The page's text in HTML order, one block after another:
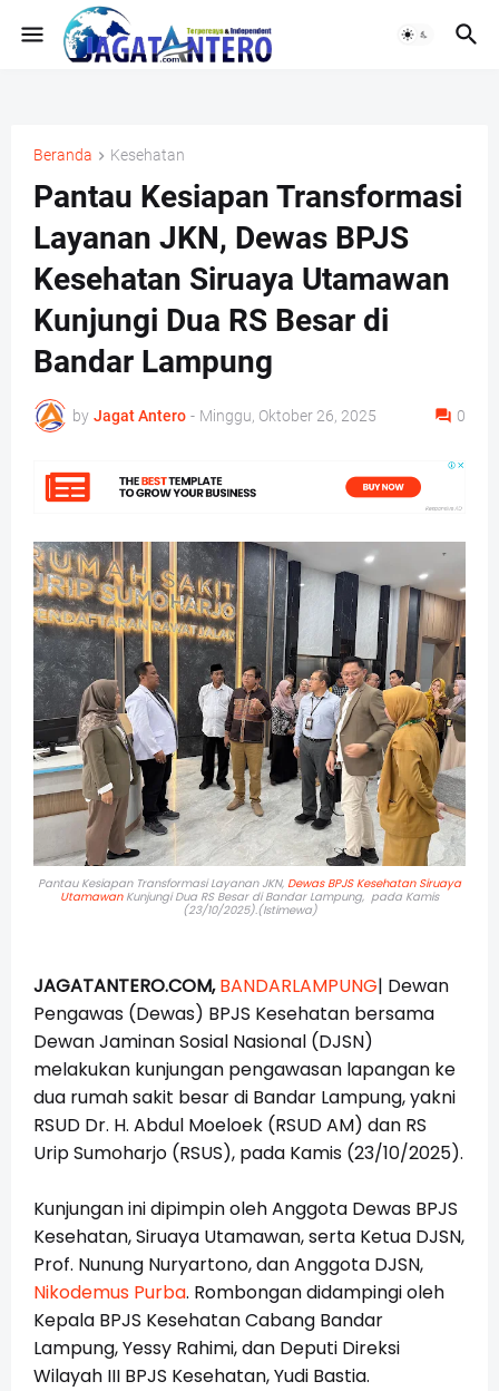
Beranda Kesehatan
Pantau Kesiapan Transformasi
Layanan JKN, Dewas BPJS
Kesehatan Siruaya Utamawan
Kunjungi Dua RS Besar di
Bandar Lampung
by Jagat Antero - Minggu, Oktober 26, 2025 0
Pantau Kesiapan Transformasi Layanan JKN, Dewas BPJS Kesehatan Siruaya
UtamawanKunjungi Dua RS Besar di Bandar Lampung, pada Kamis
(23/10/2025).(Istimewa)
JAGATANTERO.COM,BANDARLAMPUNG| Dewan
Pengawas (Dewas) BPJS Kesehatan bersama
Dewan Jaminan Sosial Nasional (DJSN)
melakukan kunjungan pengawasan lapangan ke
dua rumah sakit besar di Bandar Lampung, yakni
RSUD Dr. H. Abdul Moeloek (RSUD AM) dan RS
Urip Sumoharjo (RSUS), pada Kamis (23/10/2025).
Kunjungan ini dipimpin oleh Anggota Dewas BPJS
Kesehatan, Siruaya Utamawan, serta Ketua DJSN,
Prof. Nunung Nuryartono, dan Anggota DJSN,
Nikodemus Purba. Rombongan didampingi oleh
Kepala BPJS Kesehatan Cabang Bandar
Lampung, Yessy Rahimi, dan Deputi Direksi
Wilayah III BPJS Kesehatan, Yudi Bastia.